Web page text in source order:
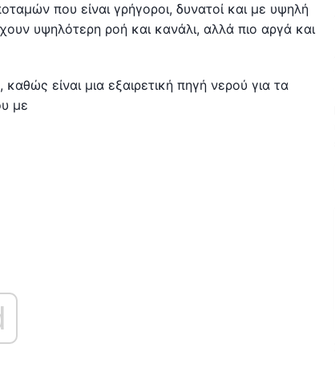
που είναι γρήγοροι, δυνατοί και με υψηλή
υψηλότερη ροή και κανάλι, αλλά πιο αργά και
είναι μια εξαιρετική πηγή νερού για τα
με